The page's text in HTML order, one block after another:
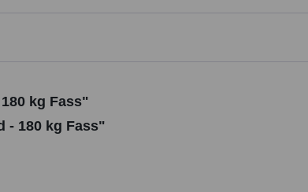
kg Fass"
- 180 kg Fass"